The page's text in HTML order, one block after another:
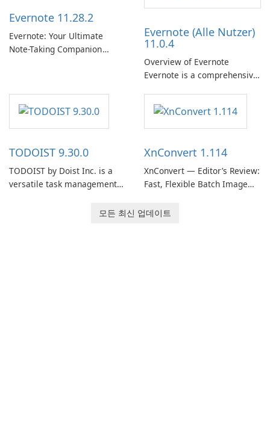
고, 즐길 수 있는 원활한 음악
경험을 제공합니다.
client designed for
need predictable …
Evernote 11.28.2
Evernote: Your Ultimate
Note-Taking Companion
helps users capture ideas,
organize to-do lists, and keep
track of important
Evernote (Alle Nutzer)
11.0.4
Overview of Evernote
Evernote is a comprehensive
software designed to help
users capture, organize, and
access information across
TODOIST 9.30.0
TODOIST by Doist Inc. is a
versatile task management
XnConvert 1.114
XnConvert — Editor’s Review:
Fast, Flexible Batch Image
macOS and Linux XnConvert
모든 최신 업데이트